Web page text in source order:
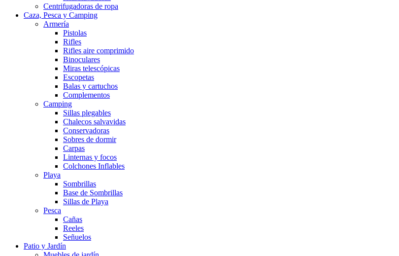
Centrifugadoras de ropa
Caza, Pesca y Camping
Armería
Pistolas
Rifles
Rifles aire comprimido
Binoculares
Miras telescópicas
Escopetas
Balas y cartuchos
Complementos
Camping
Sillas plegables
Chalecos salvavidas
Conservadoras
Sobres de dormir
Carpas
Linternas y focos
Colchones Inflables
Playa
Sombrillas
Base de Sombrillas
Sillas de Playa
Pesca
Cañas
Reeles
Señuelos
Patio y Jardín